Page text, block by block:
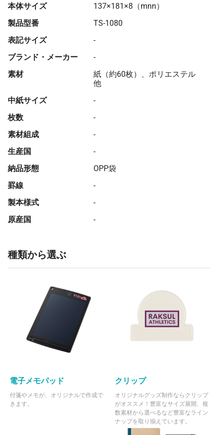
本体サイズ
137×181×8（mnn）
製品型番
TS-1080
表記サイズ
-
ブランド・メーカー
-
素材
紙（約60枚）、ポリエステル
他
中紙サイズ
-
枚数
-
素材組成
-
生産国
-
納品形態
OPP袋
罫線
-
製本様式
-
原産国
-
種類から選ぶ
電子メモパッド
付箋やメモが、オリジナルで作成で
きます。
クリップ
オリジナルグッズ制作ならクリップ
がオススメ！豊富なサイズ展開、複
数素材から選べるなど豊富なライン
ナップを取り揃えています。